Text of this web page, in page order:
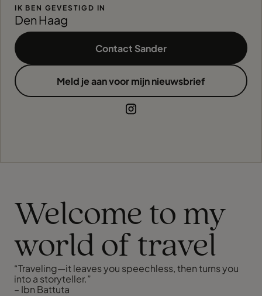
IK BEN GEVESTIGD IN
Den Haag
Contact Sander
Meld je aan voor mijn nieuwsbrief
Welcome to my
world of travel
“Traveling—it leaves you speechless, then turns you
into a storyteller.”
– Ibn Battuta